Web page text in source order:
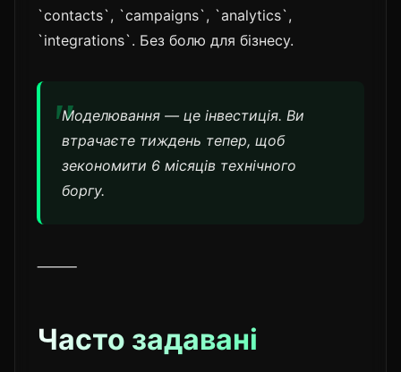
`contacts`, `campaigns`, `analytics`,
`integrations`. Без болю для бізнесу.
Моделювання — це інвестиція. Ви
втрачаєте тиждень тепер, щоб
зекономити 6 місяців технічного
боргу.
⸻
Часто задавані